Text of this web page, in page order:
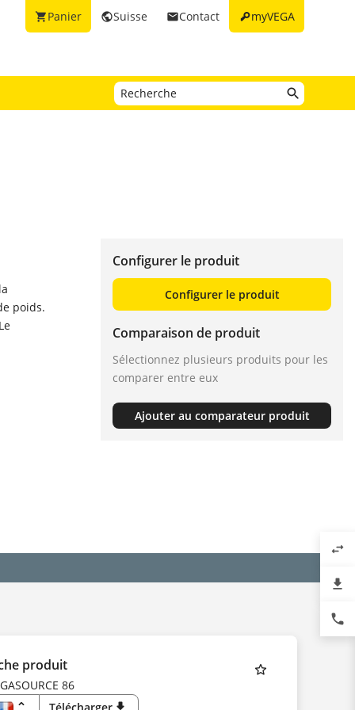
keymyVEGA
emailContact
publicSuisse
shopping_cartPanier
poids.
Configurer le produit
Configurer le produit
Comparaison de produit
Sélectionnez plusieurs produits pour les
comparer entre eux
Ajouter au comparateur produit
produit
86
swap_horiz
file_download
phone